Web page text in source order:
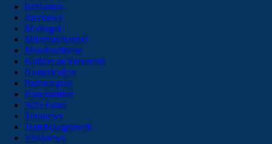
Ilmilanista
Juvenews
Mediagol
Milanistichannel
Mondoudinese
Notiziecalciomercato
Numericalcio
Padovasport
Pianetamilan
SOS Fanta
Toronews
Tuttobolognaweb
Violanews